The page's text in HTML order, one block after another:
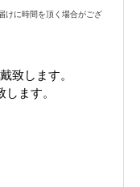
けに時間を頂く場合がござ
致します。
ます。